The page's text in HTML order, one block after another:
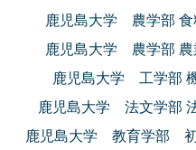
鹿児島大学 農学部 食
鹿児島大学 農学部 農
鹿児島大学 工学部
鹿児島大学 法文学部
鹿児島大学 教育学部 初